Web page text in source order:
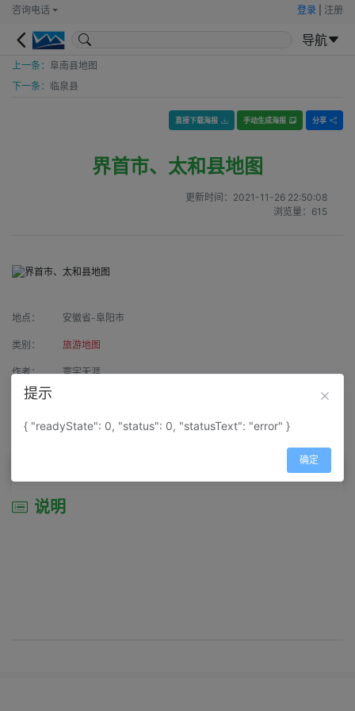
咨询电话 登录 注册
导航
上一条： 阜南县地图
下一条： 临泉县
直接下载海报 手动生成海报 分享
界首市、太和县地图
更新时间： 2021-11-26 22:50:08
浏览量： 615
地点： 安徽省-阜阳市
类别： 旅游地图
作者： 寰宇天涯
来源：
属性： 地图属性： 地图类型-综合性地图
说明
提示
{ "readyState": 0, "status": 0, "statusText": "error" }
确定